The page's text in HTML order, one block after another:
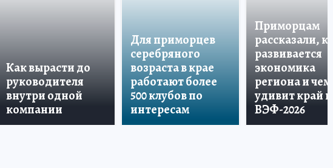
Как вырасти до
руководителя
внутри одной
компании
Для приморцев
серебряного
возраста в крае
работают более
500 клубов по
интересам
Приморцам
рассказали, как
развивается
экономика
региона и чем
удивит край на
ВЭФ-2026